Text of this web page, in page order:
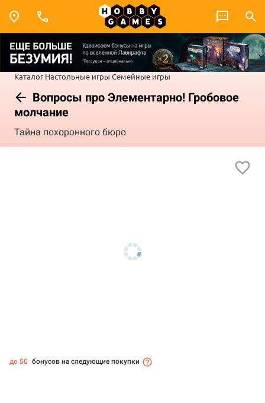
Каталог Настольные игры Семейные игры
Вопросы про Элементарно! Гробовое
молчание
Тайна похоронного бюро
до 50 бонусов на следующие покупки